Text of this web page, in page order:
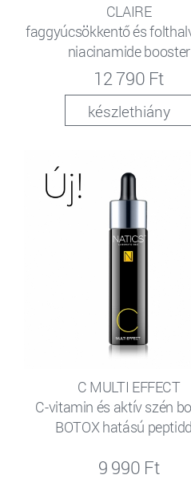
CLAIRE
faggyúcsökkentő és
niacinamide booster
12 790 Ft
készlethiány
C MULTI EFFECT
C-vitamin és aktív szén
BOTOX hatású
9 990 Ft